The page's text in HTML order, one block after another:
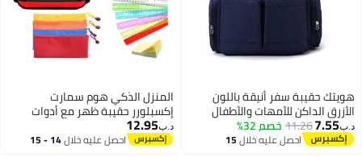
هويتك حقيبة سفر أنيقة باللون
الأزرق الداكن للأمهات والأطفال
د.ب‏7.55
11.26خصم 32%
احصل عليه خلال15
3
المنزل الذكي هوم سمارت
إكسبلورر حقيبة ظهر مع أدوات
مدرسية للأولاد والبنات، مجموعة
من ١٠ قطع: حقيبة، أقلام، أقلام
د.ب‏12.95
احصل عليه خلال 14 - 15